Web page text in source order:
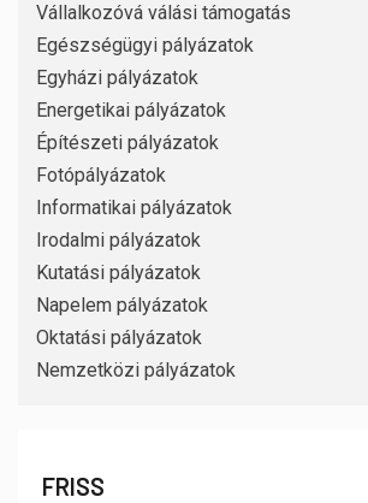
Vállalkozóvá válási támogatás
Egészségügyi pályázatok
Egyházi pályázatok
Energetikai pályázatok
Építészeti pályázatok
Fotópályázatok
Informatikai pályázatok
Irodalmi pályázatok
Kutatási pályázatok
Napelem pályázatok
Oktatási pályázatok
Nemzetközi pályázatok
FRISS